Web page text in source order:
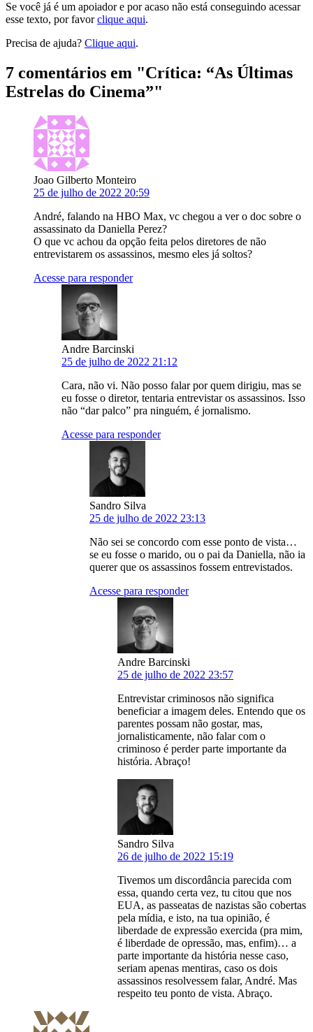
Se você já é um apoiador e por acaso não está conseguindo acessar
esse texto, por favorclique aqui.
Precisa de ajuda? Clique aqui.
7 comentários em "Crítica: “As Últimas
Estrelas do Cinema”"
Joao Gilberto Monteiro
25 de julho de 2022 20:59
André, falando na HBO Max, vc chegou a ver o doc sobre o
assassinato da Daniella Perez?
O que vc achou da opção feita pelos diretores de não
entrevistarem os assassinos, mesmo eles já soltos?
Acesse para responder
Andre Barcinski
25 de julho de 2022 21:12
Cara, não vi. Não posso falar por quem dirigiu, mas se
eu fosse o diretor, tentaria entrevistar os assassinos. Isso
não “dar palco” pra ninguém, é jornalismo.
Acesse para responder
Sandro Silva
25 de julho de 2022 23:13
Não sei se concordo com esse ponto de vista…
se eu fosse o marido, ou o pai da Daniella, não ia
querer que os assassinos fossem entrevistados.
Acesse para responder
Andre Barcinski
25 de julho de 2022 23:57
Entrevistar criminosos não significa
beneficiar a imagem deles. Entendo que os
parentes possam não gostar, mas,
jornalisticamente, não falar com o
criminoso é perder parte importante da
história. Abraço!
Sandro Silva
26 de julho de 2022 15:19
Tivemos um discordância parecida com
essa, quando certa vez, tu citou que nos
EUA, as passeatas de nazistas são cobertas
pela mídia, e isto, na tua opinião, é
liberdade de expressão exercida (pra mim,
é liberdade de opressão, mas, enfim)… a
parte importante da história nesse caso,
seriam apenas mentiras, caso os dois
assassinos resolvessem falar, André. Mas
respeito teu ponto de vista. Abraço.